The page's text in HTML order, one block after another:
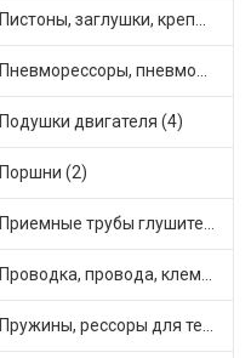
Пистоны, заглушки, крепежные элементы (2)
Пневморессоры, пневмоподушки (1)
Подушки двигателя (4)
Поршни (2)
Приемные трубы глушителя (3)
Проводка, провода, клеммы и разъемы (3)
Пружины, рессоры для техники (2)